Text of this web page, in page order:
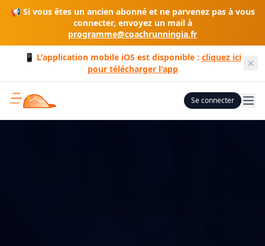
📢 Si vous êtes un ancien abonné et ne parvenez pas à vous
connecter, envoyez un mail à
programme@coachrunningia.fr
📱 L'application mobile iOS est disponible : cliquez ici
pour télécharger l'app
Se connecter